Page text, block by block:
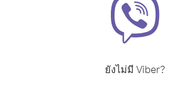
ยังไม่มี Viber?